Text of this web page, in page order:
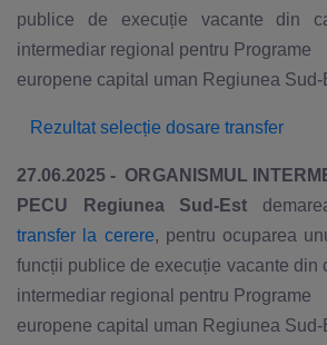
publice de execuție vacante din
intermediar regional pentru Programe
europene capital uman Regiunea Sud-
Rezultat selecție dosare transfer
27.06.2025 - ORGANISMUL
PECU Regiunea Sud-Est
transfer la cerere, pentru ocuparea
funcții publice de execuție vacante din
intermediar regional pentru Programe
europene capital uman Regiunea Sud-